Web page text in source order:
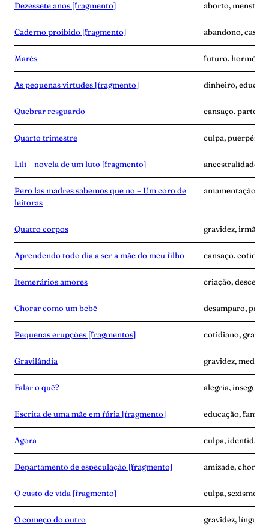
Dezessete anos [fragmento] aborto,
Caderno proibido [fragmento] abandono,
Marés futuro,
As pequenas virtudes [fragmento] dinheiro,
Quebrar resguardo cansaço, parto,
Quarto trimestre culpa, puerpério,
Lili – novela de um luto [fragmento] ancestralidade,
Pero las madres sabemos que no – Um coro de
leitoras
amamentação,
Quatro corpos gravidez,
Aprendendo todo dia a ser a mãe do meu filho cansaço,
Itemerários amores criação,
Chorar como um bebê desamparo,
Pequenas erupções [fragmentos] cotidiano,
Gravilândia gravidez, medo,
Falar o quê? alegria,
Escrita de uma mãe em fúria [fragmento] educação,
Agora culpa, identidade
Departamento de especulação [fragmento] amizade, choro,
O custo de vida [fragmento] culpa, sexismo,
O começo do outro gravidez,